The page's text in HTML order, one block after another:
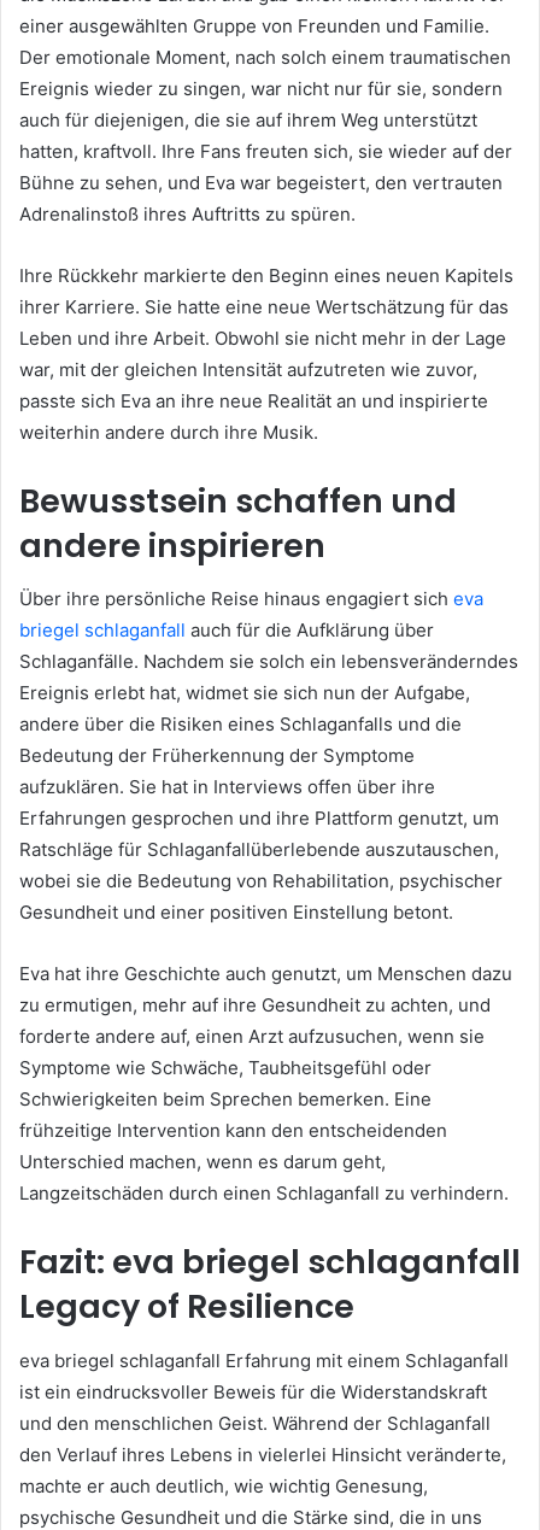
einer ausgewählten Gruppe von Freunden und Familie.
Der emotionale Moment, nach solch einem traumatischen
Ereignis wieder zu singen, war nicht nur für sie, sondern
auch für diejenigen, die sie auf ihrem Weg unterstützt
hatten, kraftvoll. Ihre Fans freuten sich, sie wieder auf der
Bühne zu sehen, und Eva war begeistert, den vertrauten
Adrenalinstoß ihres Auftritts zu spüren.
Ihre Rückkehr markierte den Beginn eines neuen Kapitels
ihrer Karriere. Sie hatte eine neue Wertschätzung für das
Leben und ihre Arbeit. Obwohl sie nicht mehr in der Lage
war, mit der gleichen Intensität aufzutreten wie zuvor,
passte sich Eva an ihre neue Realität an und inspirierte
weiterhin andere durch ihre Musik.
Bewusstsein schaffen und
andere inspirieren
Über ihre persönliche Reise hinaus engagiert sich eva
briegel schlaganfall auch für die Aufklärung über
Schlaganfälle. Nachdem sie solch ein lebensveränderndes
Ereignis erlebt hat, widmet sie sich nun der Aufgabe,
andere über die Risiken eines Schlaganfalls und die
Bedeutung der Früherkennung der Symptome
aufzuklären. Sie hat in Interviews offen über ihre
Erfahrungen gesprochen und ihre Plattform genutzt, um
Ratschläge für Schlaganfallüberlebende auszutauschen,
wobei sie die Bedeutung von Rehabilitation, psychischer
Gesundheit und einer positiven Einstellung betont.
Eva hat ihre Geschichte auch genutzt, um Menschen dazu
zu ermutigen, mehr auf ihre Gesundheit zu achten, und
forderte andere auf, einen Arzt aufzusuchen, wenn sie
Symptome wie Schwäche, Taubheitsgefühl oder
Schwierigkeiten beim Sprechen bemerken. Eine
frühzeitige Intervention kann den entscheidenden
Unterschied machen, wenn es darum geht,
Langzeitschäden durch einen Schlaganfall zu verhindern.
Fazit: eva briegel schlaganfall
Legacy of Resilience
eva briegel schlaganfall Erfahrung mit einem Schlaganfall
ist ein eindrucksvoller Beweis für die Widerstandskraft
und den menschlichen Geist. Während der Schlaganfall
den Verlauf ihres Lebens in vielerlei Hinsicht veränderte,
machte er auch deutlich, wie wichtig Genesung,
psychische Gesundheit und die Stärke sind, die in uns